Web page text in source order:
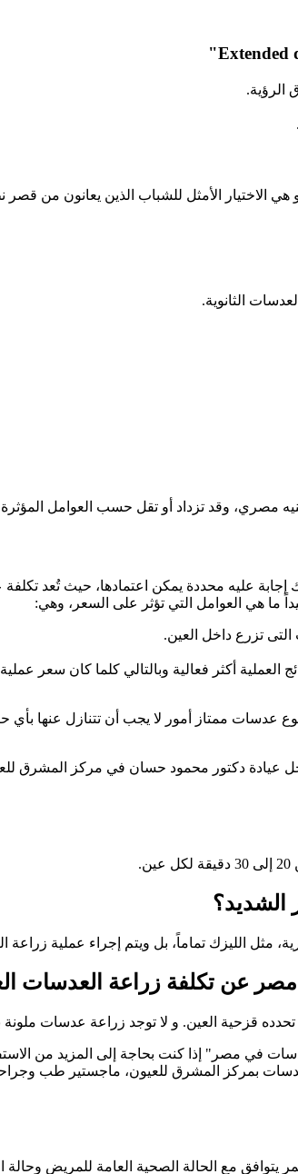
الرؤية.
الاختيار الأمثل للشباب الذين يعانون من قصر
الثانوية.
عليه محددة يمكن اعتمادها، حيث تُعد
ما هي العوامل التي تؤثر على السعر، وهي:
تزرع داخل العين.
العملية أكثر فعالية وبالتالي كلما كان سعر
ونوع عدسات ممتاز أمور لا يجب أن تتنازل
عيادة دكتور محمود حسان في مركز المشرق
الشديد؟
مثل الليزك تماماً، بل ويتم إجراء عملية
عن تكلفة زراعة العدسات
قزحية العين. و لا توجد زراعة عدسات ملونة
في مصر" إذا كنت بحاجة إلى المزيد من
بمركز المشرق للعيون، ماجستير طب وجراحة
مع الحالة الصحية العامة للمريض